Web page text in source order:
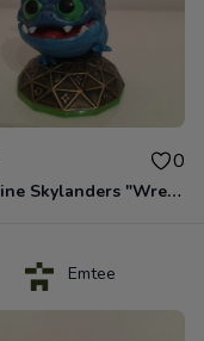
0
Figurine Skylanders "Wrecking Ball"
Emtee